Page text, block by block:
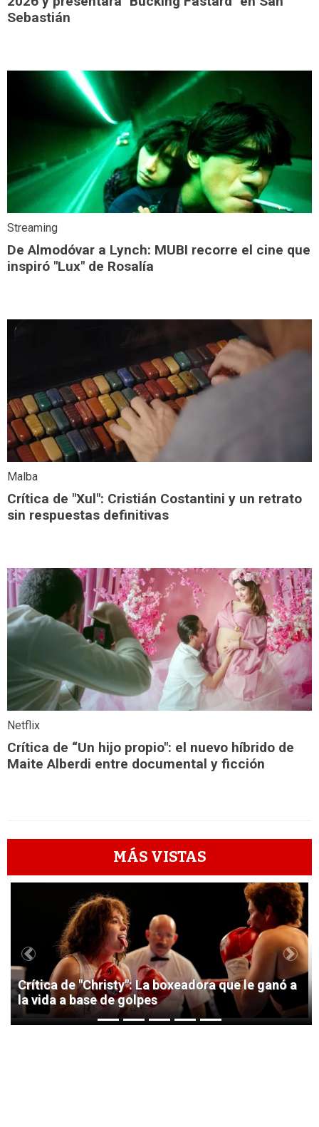
Sebastián
Streaming
De Almodóvar a Lynch: MUBI recorre el cine que
inspiró "Lux" de Rosalía
Malba
Crítica de "Xul": Cristián Costantini y un retrato
sin respuestas definitivas
Netflix
Crítica de “Un hijo propio": el nuevo híbrido de
Maite Alberdi entre documental y ficción
MÁS VISTAS
Crítica de "Christy": La boxeadora que le ganó a
la vida a base de golpes
Previous Next